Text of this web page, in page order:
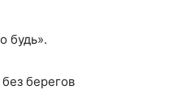
будь».
берегов